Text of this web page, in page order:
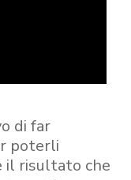
di far
poterli
il risultato che